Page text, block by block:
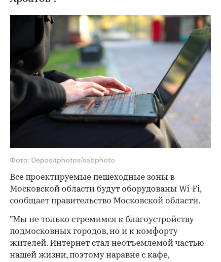
Фото: Depositphotos/sabphoto
Все проектируемые пешеходные зоны в
Московской области будут оборудованы Wi-Fi,
сообщает правительство Московской области.
"Мы не только стремимся к благоустройству
подмосковных городов, но и к комфорту
жителей. Интернет стал неотъемлемой частью
нашей жизни, поэтому наравне с кафе,